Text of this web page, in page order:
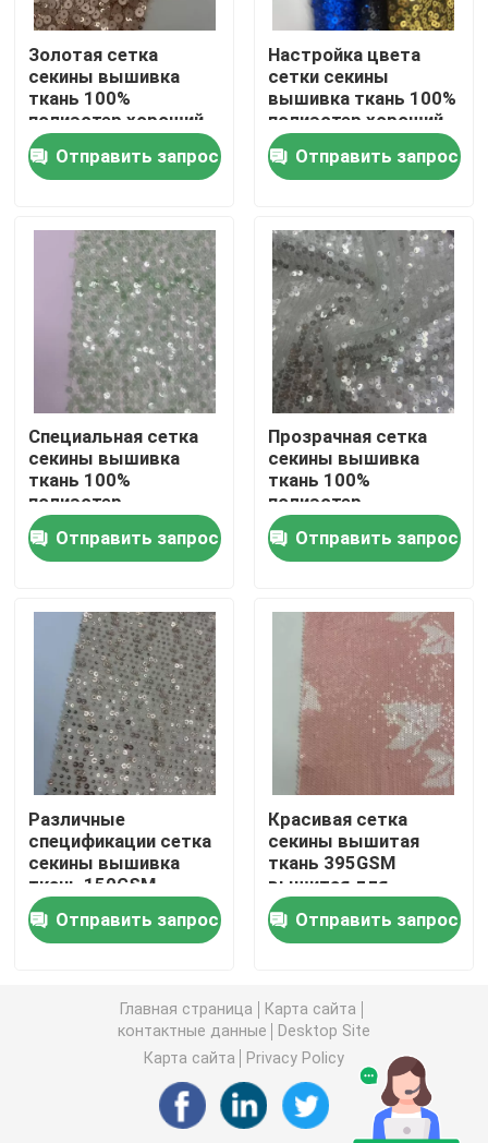
Домой
Продукты
Видеозаписи
О нас
Экскурсия по заводу
Контроль качества
Свяжитесь с нами
Запросите цитату
Ткань вискозы белья
Приполюсная ткань ватки
Мягкая ткань раковины
Ткань для вышивки из хлопка
Ткань вышивки Sequins
Плетение тканей Jacquard
Ткань из спортивной футболки
Золотая сетка
секины вышивка
ткань 100%
полиэстер хороший
для женщин
вечеринки платья
Отправить запрос
Настройка цвета
сетки секины
вышивка ткань 100%
полиэстер хороший
для женщин
вечеринки платья
Отправить запрос
Специальная сетка
секины вышивка
ткань 100%
полиэстер
Прозрачный зеленый
уникальный для
женщин вечеринки
Отправить запрос
Прозрачная сетка
секины вышивка
ткань 100%
полиэстер
уникальный для
женщин вечеринки
платья
Отправить запрос
Различные
спецификации сетка
секины вышивка
ткань 150GSM
вышивка для
женщин платья
Отправить запрос
Красивая сетка
секины вышитая
ткань 395GSM
вышитая для
вечеринки платья
Отправить запрос
Главная страница
Карта сайта
контактные данные
Desktop Site
Карта сайта
Privacy Policy